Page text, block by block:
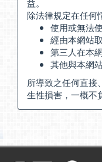
益。
除法律規定在任何
使用或無法
經由本網站
第三人在本
其他與本網
所導致之任何直接
生性損害，一概不